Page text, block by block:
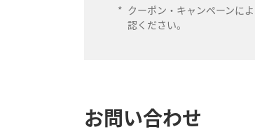
* クーポン・キャンペーンに
認ください。
お問い合わせ